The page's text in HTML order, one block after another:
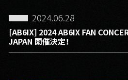
2024.06.28
[AB6IX] 2024 AB6IX FAN
JAPAN 開催決定！